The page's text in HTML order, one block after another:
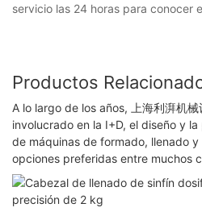
servicio las 24 horas para conocer
Productos
A lo largo de los años, 上海利湃机
involucrado en la I+D, el diseño y
de máquinas de formado, llenado
opciones preferidas entre muchos